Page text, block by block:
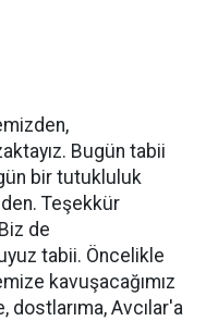
Bugün tabii
bir tutukluluk
Teşekkür
de
tabii. Öncelikle
kavuşacağımız
dostlarıma, Avcılar'a